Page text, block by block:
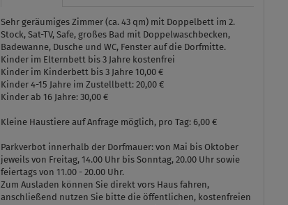
Sehr geräumiges Zimmer (ca. 43 qm) mit Doppelbett im 2.
Stock, Sat-TV, Safe, großes Bad mit Doppelwaschbecken,
Badewanne, Dusche und WC, Fenster auf die Dorfmitte.
Kinder im Elternbett bis 3 Jahre kostenfrei
Kinder im Kinderbett bis 3 Jahre 10,00 €
Kinder 4-15 Jahre im Zustellbett: 20,00 €
Kinder ab 16 Jahre: 30,00 €
Kleine Haustiere auf Anfrage möglich, pro Tag: 6,00 €
Parkverbot innerhalb der Dorfmauer: von Mai bis Oktober
jeweils von Freitag, 14.00 Uhr bis Sonntag, 20.00 Uhr sowie
feiertags von 11.00 - 20.00 Uhr.
Zum Ausladen können Sie direkt vors Haus fahren,
anschließend nutzen Sie bitte die öffentlichen, kostenfreien